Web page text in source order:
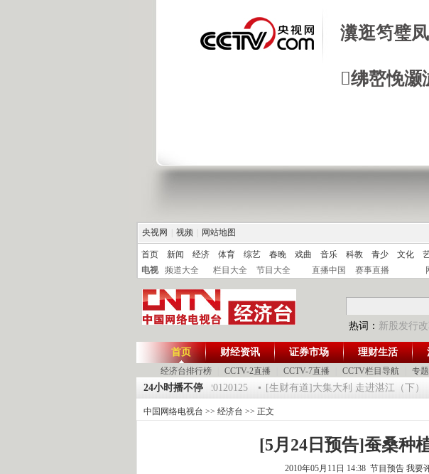
瀵逛笉璧
绋嶅悗
央视网 视频 网站地图
首页 新闻 经济 体育 综艺 春晚 戏曲 音乐 科教 青少 文化
电视
频道大全 栏目大全 节目大全 直播中国 赛事直播
热词： 新股发行
首页
经济台排行榜 CCTV-2直播 CCTV-7直播 CCTV栏目导航 专
财经资讯 证券市场 理财生活
24小时播不停
《第一时间》 20120125 [生财有道]大集大利 走进湛江（下） （
中国网络电视台 >> 经济台 >> 正文
[5月24日预告]蚕桑种
2010年05月11日 14:38 节目预告 我要